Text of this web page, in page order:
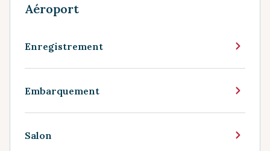
Aéroport
Enregistrement
Embarquement
Salon